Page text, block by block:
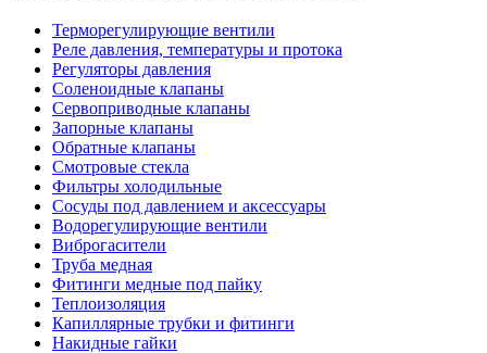
Терморегулирующие вентили
Реле давления, температуры и протока
Регуляторы давления
Соленоидные клапаны
Сервоприводные клапаны
Запорные клапаны
Обратные клапаны
Смотровые стекла
Фильтры холодильные
Сосуды под давлением и аксессуары
Водорегулирующие вентили
Виброгасители
Труба медная
Фитинги медные под пайку
Теплоизоляция
Капиллярные трубки и фитинги
Накидные гайки